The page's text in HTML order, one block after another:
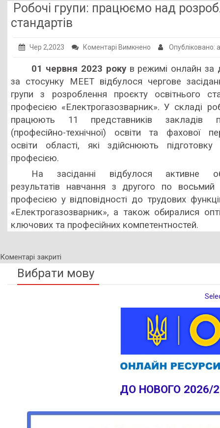
Заклади ПТО
Галерея
НМЦ ПТО України
Робочі групи: працюємо над
стандартів
Чер 2,2023 Коментарі Вимкнено до
групи:
працюємо
над
розробленням
нових
Державних
освітніх
Опубліковано:
01 червня 2023 рокув режимі онлайн за
за стосунку МЕЕТ відбулося чергове
групи з розроблення проєкту освітнього
професією «Електрогазозварник». У складі
працюють 11 представників закладів
(професійно-технічної) освіти та фахової
освіти області, які здійснюють
професією.
На засіданні відбулося активне
результатів навчання з другого по
професією у відповідності до трудових
«Електрогазозварник», а також обиралися
ключових та професійних компетентностей.
Коментарі закриті
Вибрати мову
ДО НОВОГО 2026/